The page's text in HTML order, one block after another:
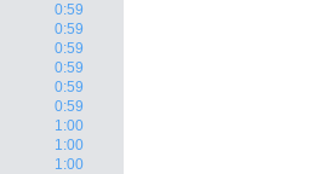
0:59
0:59
0:59
0:59
0:59
0:59
1:00
1:00
1:00